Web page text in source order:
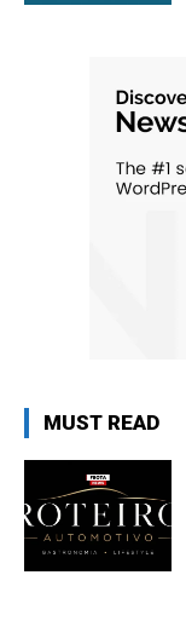
MUST READ